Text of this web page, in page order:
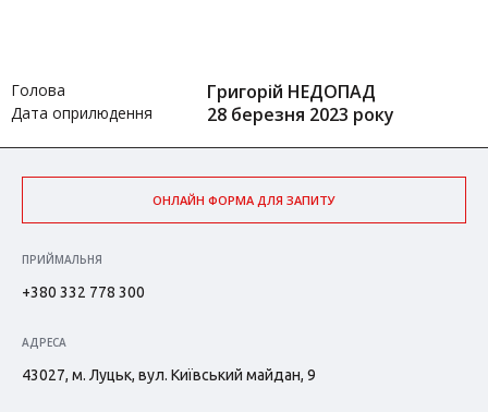
Голова Григорій НЕДОПАД
Дата оприлюдення 28 березня 2023 року
ОНЛАЙН ФОРМА ДЛЯ ЗАПИТУ
ПРИЙМАЛЬНЯ
+380 332 778 300
АДРЕСА
43027, м. Луцьк, вул. Київський майдан, 9